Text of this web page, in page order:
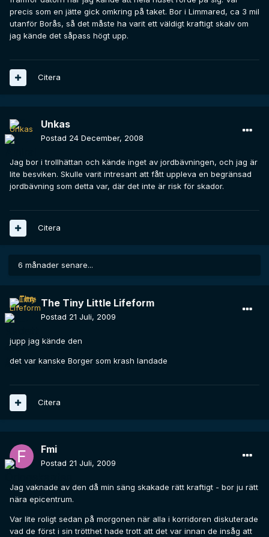
precis som en jätte gick omkring på taket. Bor i Limmared, ca 3 mil
utanför Borås, så det måste ha varit ett väldigt kraftigt skalv om
jag kände det såpass högt upp.
Citera
Unkas
Postad 24 December, 2008
Jag bor i trollhättan och kände inget av jordbävningen, och jag är
lite besviken. Skulle varit intresant att fått uppleva en begränsad
jordbävning som detta var, där det inte är risk för skador.
Citera
6 månader senare...
The Tiny Little Lifeform
Postad 21 Juli, 2009
jupp jag kände den
det var kanske Borger som krash landade
Citera
Fmi
Postad 21 Juli, 2009
Jag vaknade av den då min säng skakade rätt kraftigt - bor ju rätt
nära epicentrum.
Var lite roligt sedan på morgonen när alla i korridoren diskuterade
vad de först i sin trötthet hade trott att det var innan de insåg att